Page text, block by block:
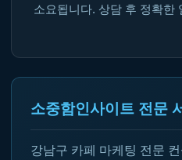
소요됩니다. 상담 후 정확한
소중함인사이트 전문
강남구 카페 마케팅 전문